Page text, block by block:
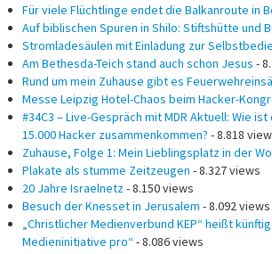
Für viele Flüchtlinge endet die Balkanroute in
Auf biblischen Spuren in Shilo: Stiftshütte und
Stromladesäulen mit Einladung zur
Am Bethesda-Teich stand auch schon Jesus -
Rund um mein Zuhause gibt es
Messe Leipzig Hotel-Chaos beim Hacker-
#34C3 – Live-Gespräch mit MDR Aktuell: Wie
15.000 Hacker zusammenkommen? - 8.818
Zuhause, Folge 1: Mein Lieblingsplatz in der
Plakate als stumme Zeitzeugen - 8.327 views
20 Jahre Israelnetz - 8.150 views
Besuch der Knesset in Jerusalem - 8.092 views
„Christlicher Medienverbund KEP“ heißt
Medieninitiative pro“- 8.086 views